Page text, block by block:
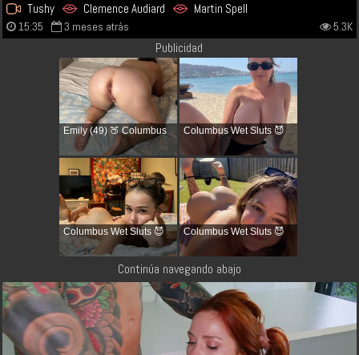
Tushy Clemence Audiard Martin Spell
15:35 3 meses atrás 5.3K
Publicidad
Emily (49) 🍑 Columbus Columbus Wet Sluts 😈
Columbus Wet Sluts 😈 Columbus Wet Sluts 😈
Continúa navegando abajo